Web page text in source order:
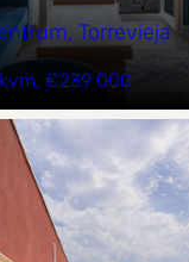
Torrevieja
€239 000